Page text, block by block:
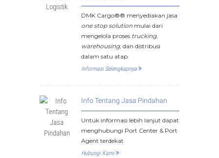
DMK Cargo®® menyediakan jasa
one stop solution mulai dari
mengelola proses trucking,
warehousing, dan distribusi
dalam satu atap
Informasi Selengkapnya
Info Tentang Jasa Pindahan
Untuk informasi lebih lanjut dapat
menghubungi Port Center & Port
Agent terdekat
Hubungi Kami